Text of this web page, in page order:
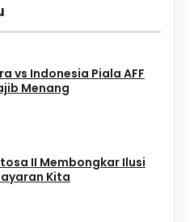
vs Indonesia Piala AFF
Menang
II Membongkar Ilusi
Kita